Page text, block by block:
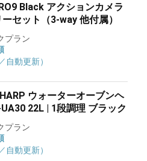
Black アクションカメラ
セット（3-way 他付属）
プラン
自動更新）
ウォーターオーブンヘ
22L | 1段調理 ブラック
プラン
自動更新）